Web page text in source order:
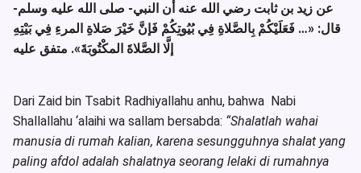
عن زيد بن ثابت رضي الله عنه أن النبي- صلى الله عليه وسلم-
قال: «… فَعَلَيْكُمْ بِالصَّلاةِ فِي بُيُوتِكُمْ فَإنَّ خَيْرَ صَلاةِ المرءِ فِي بَيْتِهِ
إلَّا الصَّلاةَ المكْتُوبَةَ». متفق عليه
Dari Zaid bin Tsabit Radhiyallahu anhu, bahwa Nabi
Shallallahu ‘alaihi wa sallam bersabda: “Shalatlah wahai
manusia di rumah kalian, karena sesungguhnya shalat yang
paling afdol adalah shalatnya seorang lelaki di rumahnya